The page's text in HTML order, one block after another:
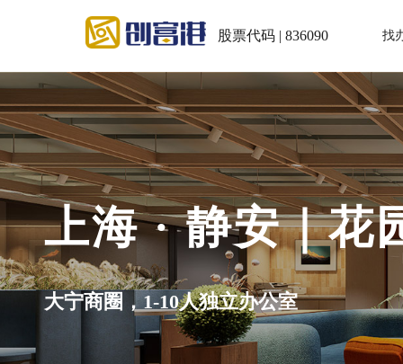
股票代码 | 836090 找
上海 · 静安｜花
大宁商圈，1-10人独立办公室